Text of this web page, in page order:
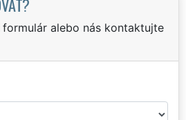
alebo nás kontaktujte